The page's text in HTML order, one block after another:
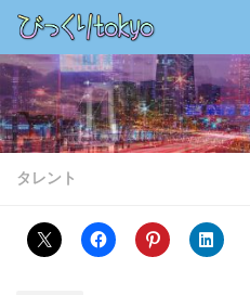
コンテンツの下
タレント